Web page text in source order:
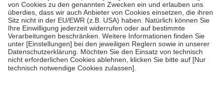
Um das Engagement der Versicherten für ihre eigene Gesundheit zu
stärken und die besondere Stellung der Familie zu unterstützen,
fallenkeine Zuzahlungenan bei:
• Kindern und Jugendlichen bis zum vollendeten 18. Lebensjahr
mit Ausnahme der Fahrkosten
• Untersuchungen zur Vorsorge und Früherkennung, die von der
GKV getragen werden